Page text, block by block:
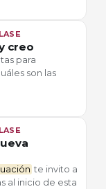
creo
para
son las
te invito a
al inicio de esta